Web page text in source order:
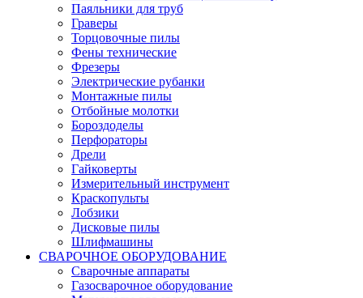
Паяльники для труб
Граверы
Торцовочные пилы
Фены технические
Фрезеры
Электрические рубанки
Монтажные пилы
Отбойные молотки
Бороздоделы
Перфораторы
Дрели
Гайковерты
Измерительный инструмент
Краскопульты
Лобзики
Дисковые пилы
Шлифмашины
СВАРОЧНОЕ ОБОРУДОВАНИЕ
Сварочные аппараты
Газосварочное оборудование